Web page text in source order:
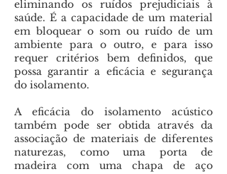
eliminando os ruídos prejudiciais à
saúde. É a capacidade de um material
em bloquear o som ou ruído de um
ambiente para o outro, e para isso
requer critérios bem definidos, que
possa garantir a eficácia e segurança
do isolamento.
A eficácia do isolamento acústico
também pode ser obtida através da
associação de materiais de diferentes
naturezas, como uma porta de
madeira com uma chapa de aço